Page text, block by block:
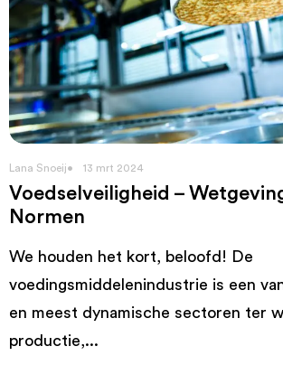
Lana Snoeij 13 mrt 2024
Voedselveiligheid –
Normen
We houden het kort, beloofd! De
voedingsmiddelenindustrie is een
en meest dynamische sectoren ter
productie,...